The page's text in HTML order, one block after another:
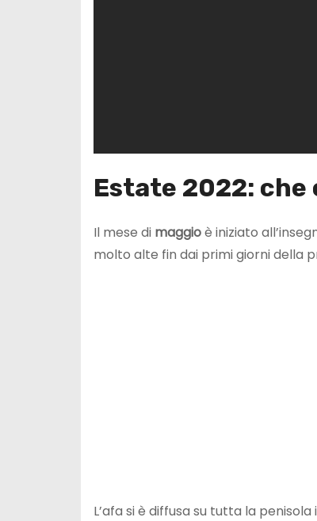
Estate 2022: che
Il mese di maggioè iniziato
molto alte fin dai primi giorni della
L’afa si è diffusa su tutta la